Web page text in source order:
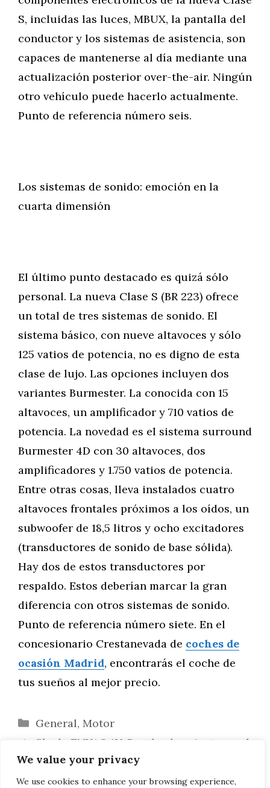
We value your privacy
We use cookies to enhance your browsing experience,
S, incluidas las luces, MBUX, la pantalla del
conductor y los sistemas de asistencia, son
capaces de mantenerse al día mediante una
actualización posterior over-the-air. Ningún
otro vehículo puede hacerlo actualmente.
Punto de referencia número seis.
Los sistemas de sonido: emoción en la
cuarta dimensión
El último punto destacado es quizá sólo
personal. La nueva Clase S (BR 223) ofrece
un total de tres sistemas de sonido. El
sistema básico, con nueve altavoces y sólo
125 vatios de potencia, no es digno de esta
clase de lujo. Las opciones incluyen dos
variantes Burmester. La conocida con 15
altavoces, un amplificador y 710 vatios de
potencia. La novedad es el sistema surround
Burmester 4D con 30 altavoces, dos
amplificadores y 1.750 vatios de potencia.
Entre otras cosas, lleva instalados cuatro
altavoces frontales próximos a los oídos, un
subwoofer de 18,5 litros y ocho excitadores
(transductores de sonido de base sólida).
Hay dos de estos transductores por
respaldo. Estos deberían marcar la gran
diferencia con otros sistemas de sonido.
Punto de referencia número siete. En el
concesionario Crestanevada de coches de
ocasión Madrid, encontrarás el coche de
tus sueños al mejor precio.
Categorías
General, Motor
Skoda ENYAQ iV: Prueba de asiento en el
crossover eléctrico
El (auténtico) Skoda Octavia RS está